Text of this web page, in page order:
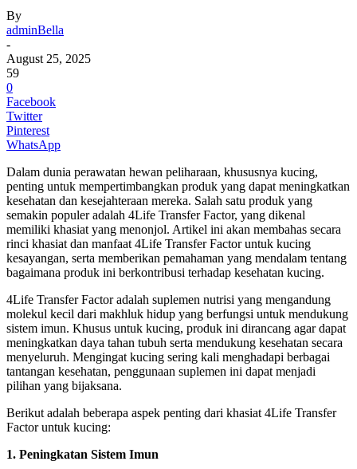
By
adminBella
-
August 25, 2025
59
0
Facebook
Twitter
Pinterest
WhatsApp
Dalam dunia perawatan hewan peliharaan, khususnya kucing,
penting untuk mempertimbangkan produk yang dapat meningkatkan
kesehatan dan kesejahteraan mereka. Salah satu produk yang
semakin populer adalah 4Life Transfer Factor, yang dikenal
memiliki khasiat yang menonjol. Artikel ini akan membahas secara
rinci khasiat dan manfaat 4Life Transfer Factor untuk kucing
kesayangan, serta memberikan pemahaman yang mendalam tentang
bagaimana produk ini berkontribusi terhadap kesehatan kucing.
4Life Transfer Factor adalah suplemen nutrisi yang mengandung
molekul kecil dari makhluk hidup yang berfungsi untuk mendukung
sistem imun. Khusus untuk kucing, produk ini dirancang agar dapat
meningkatkan daya tahan tubuh serta mendukung kesehatan secara
menyeluruh. Mengingat kucing sering kali menghadapi berbagai
tantangan kesehatan, penggunaan suplemen ini dapat menjadi
pilihan yang bijaksana.
Berikut adalah beberapa aspek penting dari khasiat 4Life Transfer
Factor untuk kucing:
1. Peningkatan Sistem Imun